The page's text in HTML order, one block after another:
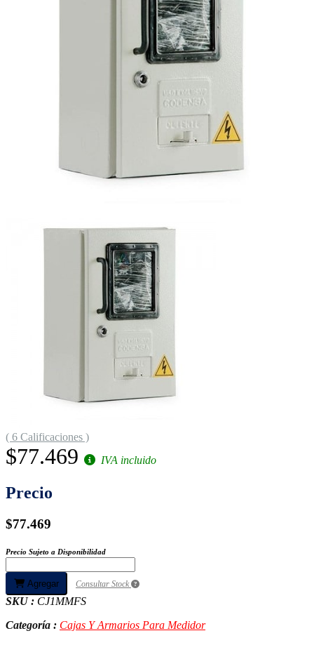
( 6 Calificaciones )
$77.469 IVA incluido
Precio
$77.469
Precio Sujeto a Disponibilidad
Agregar Consultar Stock
SKU : CJ1MMFS
Categoría : Cajas Y Armarios Para Medidor